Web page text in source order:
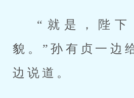
“就是，陛下
貌。”孙有贞一边
边说道。